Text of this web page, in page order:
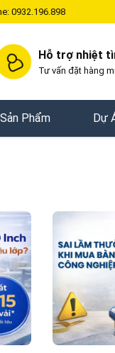
0932.196.898
Hỗ trợ nhiệt
Tư vấn đặt hàng
Sản Phẩm Dự